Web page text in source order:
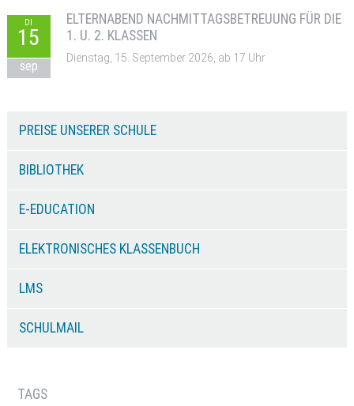
DI
15
sep
ELTERNABEND NACHMITTAGSBETREUUNG FÜR DIE
1. U. 2. KLASSEN
Dienstag, 15. September 2026, ab 17 Uhr
PREISE UNSERER SCHULE
BIBLIOTHEK
E-EDUCATION
ELEKTRONISCHES KLASSENBUCH
LMS
SCHULMAIL
TAGS